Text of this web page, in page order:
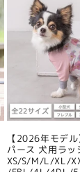
【2026年モデ
パース 犬用ラッ
XS/S/M/L/XL/